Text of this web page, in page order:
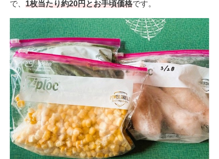
で、 1枚当たり約20円とお手頃価格です。